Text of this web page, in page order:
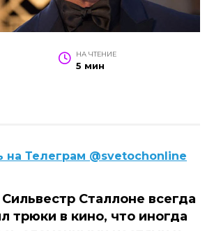
НА ЧТЕНИЕ
5 мин
на Телеграм @svetochonline
Сталлоне всегда
трюки в кино, что иногда